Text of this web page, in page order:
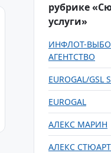
рубрике
услуги»
ИНФЛОТ-
АГЕНТСТВО
EUROGAL/GSL
EUROGAL
АЛЕКС МАРИН
АЛЕКС